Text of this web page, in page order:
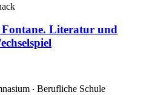
Literatur und
‧ Berufliche Schule